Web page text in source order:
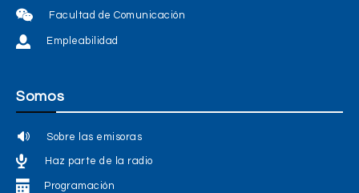
Facultad de Comunicación
Empleabilidad
Somos
Sobre las emisoras
Haz parte de la radio
Programación